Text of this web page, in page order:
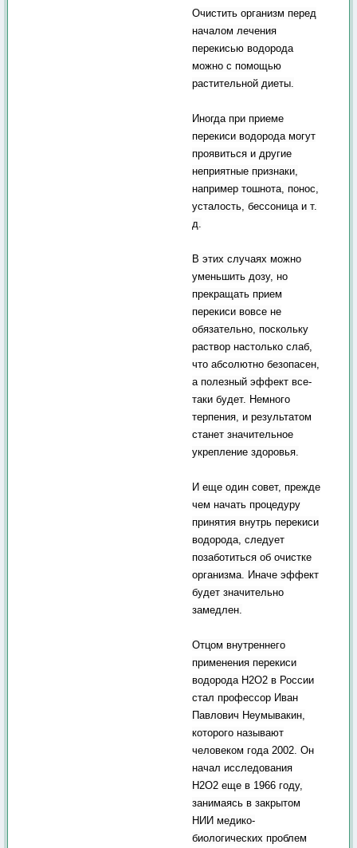
Очистить организм перед
началом лечения
перекисью водорода
можно с помощью
растительной диеты.
Иногда при приеме
перекиси водорода могут
проявиться и другие
неприятные признаки,
например тошнота, понос,
усталость, бессоница и т.
д.
В этих случаях можно
уменьшить дозу, но
прекращать прием
перекиси вовсе не
обязательно, поскольку
раствор настолько слаб,
что абсолютно безопасен,
а полезный эффект все-
таки будет. Немного
терпения, и результатом
станет значительное
укрепление здоровья.
И еще один совет, прежде
чем начать процедуру
принятия внутрь перекиси
водорода, следует
позаботиться об очистке
организма. Иначе эффект
будет значительно
замедлен.
Отцом внутреннего
применения перекиси
водорода Н2О2 в России
стал профессор Иван
Павлович Неумывакин,
которого называют
человеком года 2002. Он
начал исследования
Н2О2 еще в 1966 году,
занимаясь в закрытом
НИИ медико-
биологических проблем